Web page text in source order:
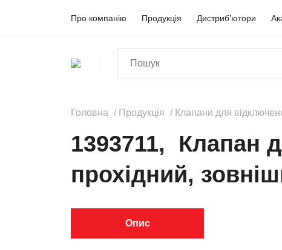
Про компанію Продукція Дистриб’ютори
Головна Продукція Клапани для
1393711, Клапан
прохідний,
Опис